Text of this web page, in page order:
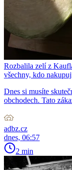
Rozbalila zelí z
všechny, kdo
Dnes si musíte
obchodech. Tato
adbz.cz
dnes, 06:57
2 min